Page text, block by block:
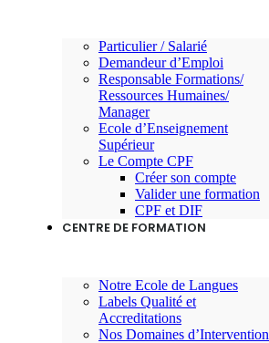
Particulier / Salarié
Demandeur d’Emploi
Responsable Formations/
Ressources Humaines/
Manager
Ecole d’Enseignement
Supérieur
Le Compte CPF
Créer son compte
Valider une formation
CPF et DIF
CENTRE DE FORMATION
Notre Ecole de Langues
Labels Qualité et
Accreditations
Nos Domaines d’Intervention